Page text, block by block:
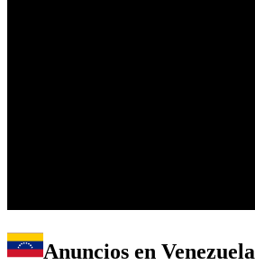
Anuncios en Venezuela